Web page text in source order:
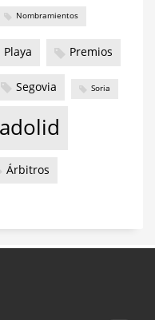
Nombramientos
Playa Premios
Segovia Soria
Árbitros